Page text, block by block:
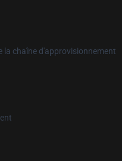
la chaîne d'approvisionnement